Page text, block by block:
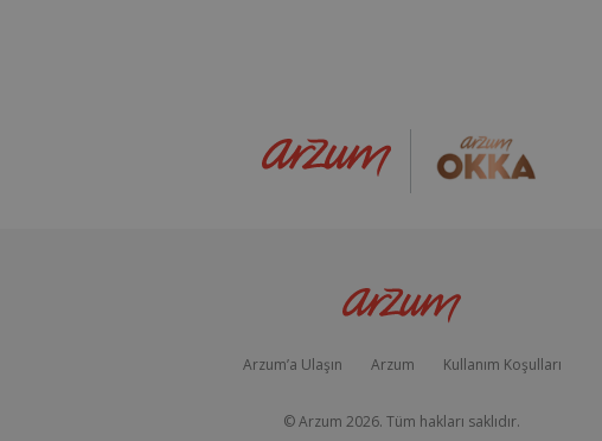
Arzum’a Ulaşın Arzum Kullanım Koşulları
© Arzum 2026. Tüm hakları saklıdır.